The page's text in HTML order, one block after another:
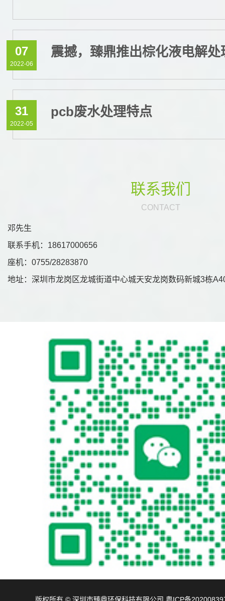
07
2022-06
震撼，臻鼎推出棕化液电解处
31
2022-05
pcb废水处理特点
联系我们
CONTACT
邓先生
联系手机：18617000656
座机：0755/28283870
地址：深圳市龙岗区龙城街道中心城天安龙岗数码新城3栋
版权所有 © 深圳市臻鼎环保科技有限公司 粤ICP备